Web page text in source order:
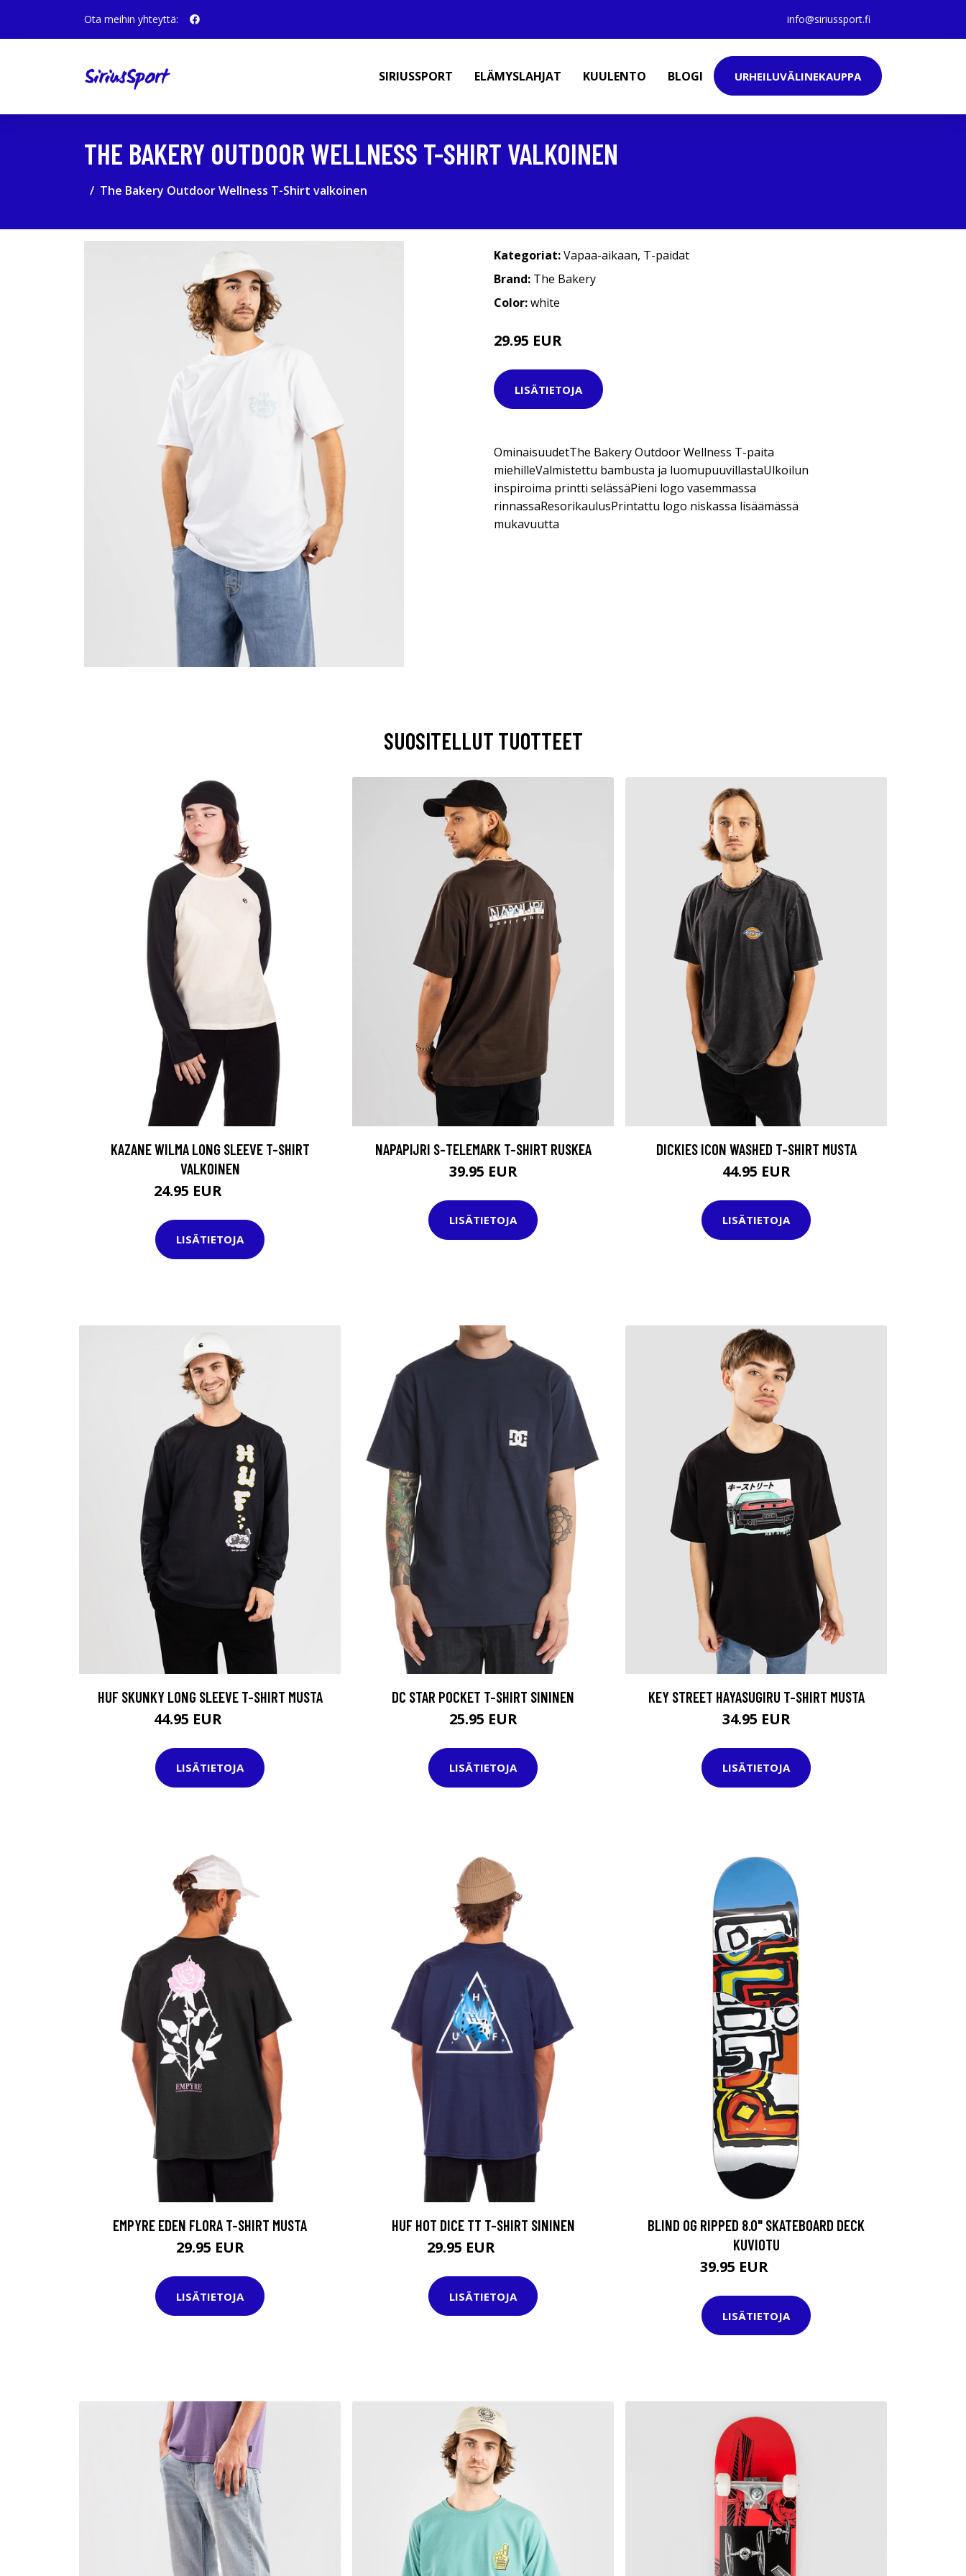
Ota meihin yhteyttä: info@siriussport.fi
SIRIUSSPORT ELÄMYSLAHJAT KUULENTO BLOGI URHEILUVÄLINEKAUPPA
THE BAKERY OUTDOOR WELLNESS T-SHIRT VALKOINEN
The Bakery Outdoor Wellness T-Shirt valkoinen
Kategoriat:Vapaa-aikaan, T-paidat
Brand: The Bakery
Color:white
29.95 EUR
LISÄTIETOJA
OminaisuudetThe Bakery Outdoor Wellness T-paita
miehilleValmistettu bambusta ja luomupuuvillastaUlkoilun
inspiroima printti selässäPieni logo vasemmassa
rinnassaResorikaulusPrintattu logo niskassa lisäämässä
mukavuutta
SUOSITELLUT TUOTTEET
KAZANE WILMA LONG SLEEVE T-SHIRT
VALKOINEN
24.95 EUR
LISÄTIETOJA
NAPAPIJRI S-TELEMARK T-SHIRT RUSKEA
39.95 EUR
LISÄTIETOJA
DICKIES ICON WASHED T-SHIRT MUSTA
44.95 EUR
LISÄTIETOJA
HUF SKUNKY LONG SLEEVE T-SHIRT MUSTA
44.95 EUR
LISÄTIETOJA
DC STAR POCKET T-SHIRT SININEN
25.95 EUR
LISÄTIETOJA
KEY STREET HAYASUGIRU T-SHIRT MUSTA
34.95 EUR
LISÄTIETOJA
EMPYRE EDEN FLORA T-SHIRT MUSTA
29.95 EUR
LISÄTIETOJA
HUF HOT DICE TT T-SHIRT SININEN
29.95 EUR
LISÄTIETOJA
BLIND OG RIPPED 8.0" SKATEBOARD DECK
KUVIOTU
39.95 EUR
LISÄTIETOJA